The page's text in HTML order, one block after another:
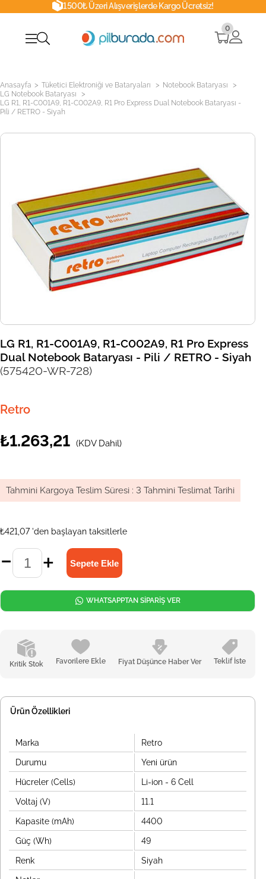
1500₺ Üzeri Alışverişlerde Kargo Ücretsiz!
0
Anasayfa > Tüketici Elektroniği ve Bataryaları > Notebook Bataryası >
LG Notebook Bataryası >
LG R1, R1-C001A9, R1-C002A9, R1 Pro Express Dual Notebook Bataryası -
Pili / RETRO - Siyah
LG R1, R1-C001A9, R1-C002A9, R1 Pro Express
Dual Notebook Bataryası - Pili / RETRO - Siyah
(575420-WR-728)
Retro
₺1.263,21 (KDV Dahil)
Tahmini Kargoya Teslim Süresi : 3 Tahmini Teslimat Tarihi
₺421,07 'den başlayan taksitlerle
Kritik Stok Favorilere Ekle Fiyat Düşünce Haber Ver Teklif İste
WHATSAPPTAN SİPARİŞ VER
Ürün Özellikleri
Marka Retro
Durumu Yeni ürün
Hücreler (Cells) Li-ion - 6 Cell
Voltaj (V) 11.1
Kapasite (mAh) 4400
Güç (Wh) 49
Renk Siyah